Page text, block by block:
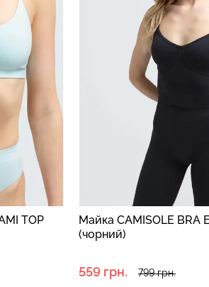
TOP
Майка CAMISOLE BRA
(чорний)
559 грн. 799 грн.